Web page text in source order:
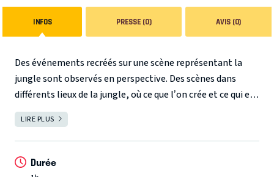
INFOS PRESSE (0) AVIS (0)
Des événements recréés sur une scène représentant la
jungle sont observés en perspective. Des scènes dans
différents lieux de la jungle, où ce que l’on crée et ce qui est
créé, ce qui est caché et ce qui se voit, ce qui est immobile
mais qui coule, ce qui paraît paisible mais qui donne des
vie quotidienne, où chaque jour est une lutte intense de
survie.
LIRE PLUS
Durée